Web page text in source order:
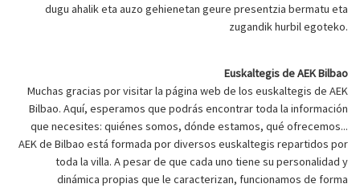
dugu ahalik eta auzo gehienetan geure presentzia bermatu eta
zugandik hurbil egoteko.
Euskaltegis de AEK Bilbao
Muchas gracias por visitar la página web de los euskaltegis de AEK
Bilbao. Aquí, esperamos que podrás encontrar toda la información
que necesites: quiénes somos, dónde estamos, qué ofrecemos...
AEK de Bilbao está formada por diversos euskaltegis repartidos por
toda la villa. A pesar de que cada uno tiene su personalidad y
dinámica propias que le caracterizan, funcionamos de forma